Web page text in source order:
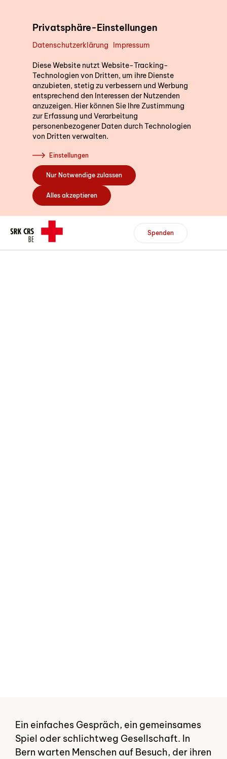
Privatsphäre-Einstellungen
Datenschutzerklärung Impressum
Diese Website nutzt Website-Tracking-
Technologien von Dritten, um ihre Dienste
anzubieten, stetig zu verbessern und Werbung
entsprechend den Interessen der Nutzenden
anzuzeigen. Hier können Sie Ihre Zustimmung
zur Erfassung und Verarbeitung
personenbezogener Daten durch Technologien
von Dritten verwalten.
Einstellungen
Nur Notwendige zulassen
Alles akzeptieren
Header/Navigation
Spenden
Kurse
Sich engagieren
Über uns
Ein einfaches Gespräch, ein gemeinsames
Spiel oder schlichtweg Gesellschaft. In
Bern warten Menschen auf Besuch, der ihren